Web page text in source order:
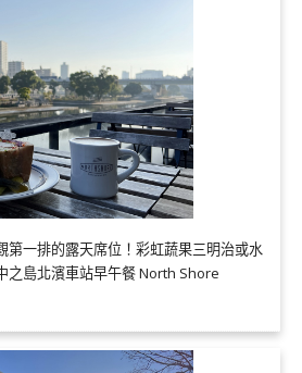
第一排的露天席位！彩虹蔬果三明治或水
之島北濱車站早午餐 North Shore